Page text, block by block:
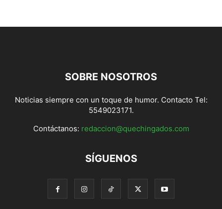
SOBRE NOSOTROS
Noticias siempre con un toque de humor. Contacto Tel:
5549023171.
Contáctanos: redaccion@quechingados.com
SÍGUENOS